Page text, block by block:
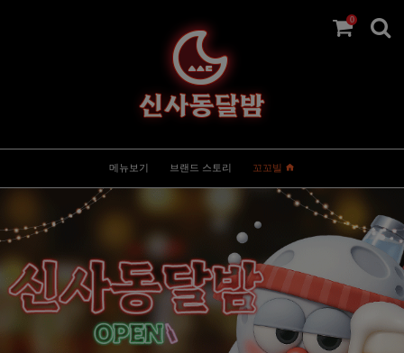
0
메뉴보기 브랜드 스토리 꼬꼬빌